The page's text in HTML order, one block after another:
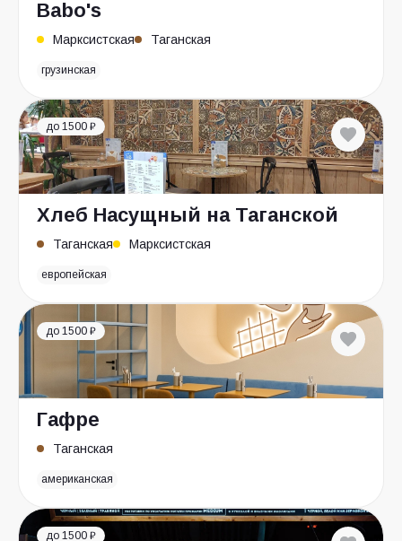
Babo's
Марксистская Таганская
грузинская
до 1500 ₽
Хлеб Насущный на Таганской
Таганская Марксистская
европейская
до 1500 ₽
Гафре
Таганская
американская
до 1500 ₽